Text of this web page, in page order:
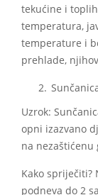
tekućine i
temperatura,
temperature i
prehlade,
Uzrok:
opni izazvano
na nezaštićenu
Kako
podneva do 2